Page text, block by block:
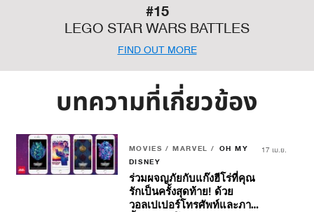
#15
LEGO STAR WARS BATTLES
FIND OUT MORE
บทความที่เกี่ยวข้อง
MOVIES / MARVEL / OH MY
DISNEY
ร่วมผจญภัยกับแก๊งฮีโร่ที่คุณ
รักเป็นครั้งสุดท้าย! ด้วย
วอลเปเปอร์โทรศัพท์และภาพ
17 เม.ย.